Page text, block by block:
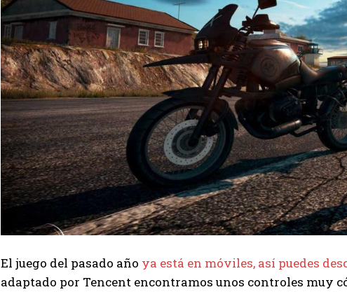
El juego del pasado año ya está en móviles, así puedes
adaptado por Tencent encontramos unos controles muy